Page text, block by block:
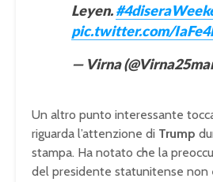
Leyen.
pic.twitter.com/
— Virna
Un altro punto interessante
riguarda l’attenzione di Trump
stampa. Ha notato che la
del presidente statunitense non